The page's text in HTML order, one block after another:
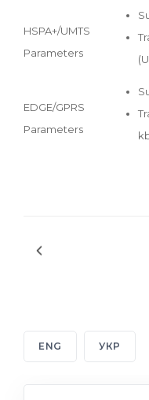
HSPA+/UMTS
Parameters
EDGE/GPRS
Parameters
ENG УКР